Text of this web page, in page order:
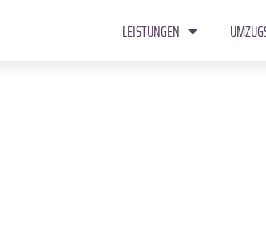
LEISTUNGEN